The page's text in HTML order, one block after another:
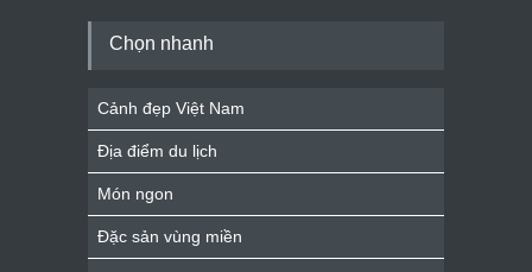
Chọn nhanh
Cảnh đẹp Việt Nam
Địa điểm du lịch
Món ngon
Đặc sản vùng miền